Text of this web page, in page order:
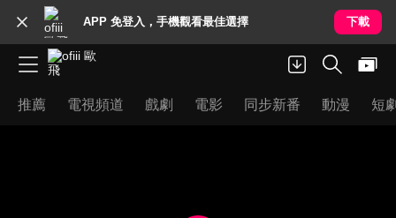
APP 免登入，手機觀看最佳選擇 下載
推薦 電視頻道 戲劇 電影 同步新番 動漫 短